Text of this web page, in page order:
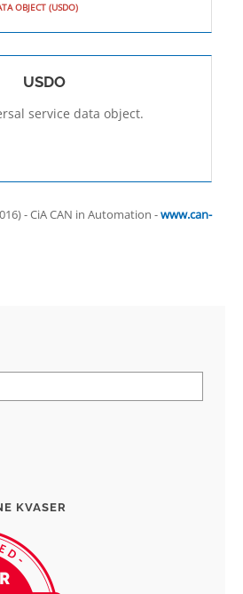
OBJECT (USDO)
USDO
service data object.
- CiA CAN in Automation -www.can-
KVASER